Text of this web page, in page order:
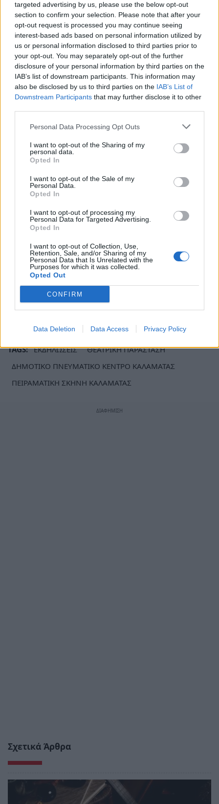
targeted advertising by us, please use the below opt-out
section to confirm your selection. Please note that after your
opt-out request is processed you may continue seeing
interest-based ads based on personal information utilized by
us or personal information disclosed to third parties prior to
your opt-out. You may separately opt-out of the further
disclosure of your personal information by third parties on the
IAB’s list of downstream participants. This information may
also be disclosed by us to third parties on the IAB’s List of
Downstream Participants that may further disclose it to other
Personal Data Processing Opt Outs
I want to opt-out of the Sharing of my
personal data.
Opted In
I want to opt-out of the Sale of my
Personal Data.
Opted In
I want to opt-out of processing my
Personal Data for Targeted Advertising.
Opted In
I want to opt-out of Collection, Use,
Retention, Sale, and/or Sharing of my
Personal Data that Is Unrelated with the
Purposes for which it was collected.
Opted Out
CONFIRM
Data Deletion Data Access Privacy Policy
Σαντ. Το 1979 γίνεται όπερα και παίζεται στο
Μπορντώ. Το 1980 παίζεται στο Εθνικό Θέατρο
του Ζάκρεμπ στη Γιουγκοσλαβία[U1] με τεράστια
επιτυχία. Το 1981 παρουσιάζεται ξανά στο
Παρίσι σε σκηνοθεσία της Ντομινίκ Βεργιέ με
έναν θίασο νέων ηθοποιών, επίσης με μεγάλη
επιτυχία.
Μπίλη Βέμη και τον Βασίλη Νικολαΐδη και
παίχτηκε το 1983 στο Θέατρο Τέχνης, σε
σκηνοθεσία του Γιώργου Λαζάνη. Το 1988
Βασίλη Νικολαΐδη, με τον Βασίλη
Παπαβασιλείου, τον Γιάννη Μπέζο , τη Ναταλία
Τσαλίκη , τον Αλέξανδρο Αντωνόπουλο κ.α Ο
Ράντοβαν Ίβσικ πέθανε το 2009 στο Ζάγκρεμπ.
Η παράσταση έχει είσοδο με κουπόνι ενίσχυσης
10 ευρώκαι μειωμένο8 ευρώγια μαθητές,
ανέργους , πολύτεκνους.
Ακολουθήστε τοnotospress.gr
μάθετε πρώτοιόλες τις ειδήσεις
TAGS: ΕΚΔΗΛΩΣΕΙΣ
ΘΕΑΤΡΙΚΗ ΠΑΡΑΣΤΑΣΗ
ΔΗΜΟΤΙΚΟ ΠΝΕΥΜΑΤΙΚΟ ΚΕΝΤΡΟ ΚΑΛΑΜΑΤΑΣ
ΠΕΙΡΑΜΑΤΙΚΗ ΣΚΗΝΗ ΚΑΛΑΜΑΤΑΣ
Σχετικά Άρθρα